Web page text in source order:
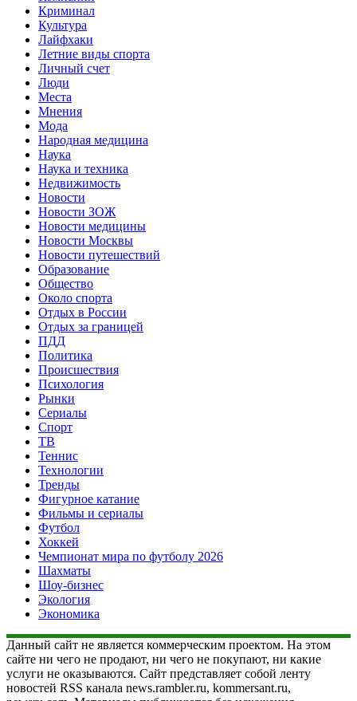
Криминал
Культура
Лайфхаки
Летние виды спорта
Личный счет
Люди
Места
Мнения
Мода
Народная медицина
Наука
Наука и техника
Недвижимость
Новости
Новости ЗОЖ
Новости медицины
Новости Москвы
Новости путешествий
Образование
Общество
Около спорта
Отдых в России
Отдых за границей
ПДД
Политика
Происшествия
Психология
Рынки
Сериалы
Спорт
ТВ
Теннис
Технологии
Тренды
Фигурное катание
Фильмы и сериалы
Футбол
Хоккей
Чемпионат мира по футболу 2026
Шахматы
Шоу-бизнес
Экология
Экономика
Данный сайт не является коммерческим проектом. На этом
сайте ни чего не продают, ни чего не покупают, ни какие
услуги не оказываются. Сайт представляет собой ленту
новостей RSS канала news.rambler.ru, kommersant.ru,